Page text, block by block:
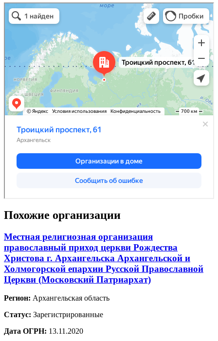
Похожие организации
Местная религиозная организация
православный приход церкви Рождества
Христова г. Архангельска Архангельской и
Холмогорской епархии Русской Православной
Церкви (Московский Патриархат)
Регион: Архангельская область
Статус: Зарегистрированные
Дата ОГРН: 13.11.2020